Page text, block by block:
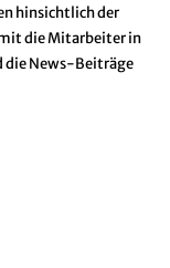
hinsichtlich der
die Mitarbeiter in
die News-Beiträge